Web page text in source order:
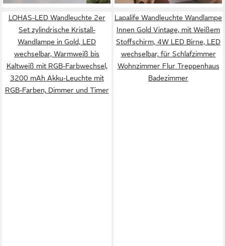
LOHAS-LED Wandleuchte 2er
Set zylindrische Kristall-
Wandlampe in Gold, LED
wechselbar, Warmweiß bis
Kaltweiß mit RGB-Farbwechsel,
3200 mAh Akku-Leuchte mit
RGB-Farben, Dimmer und Timer
Lapalife Wandleuchte Wandlampe
Innen Gold Vintage, mit Weißem
Stoffschirm, 4W LED Birne, LED
wechselbar, für Schlafzimmer
Wohnzimmer Flur Treppenhaus
Badezimmer